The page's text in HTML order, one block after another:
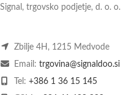
Signal, trgovsko podjetje, d. o. o.
Zbilje 4H, 1215 Medvode
Email: trgovina@signaldoo.si
Tel: +386 1 36 15 145